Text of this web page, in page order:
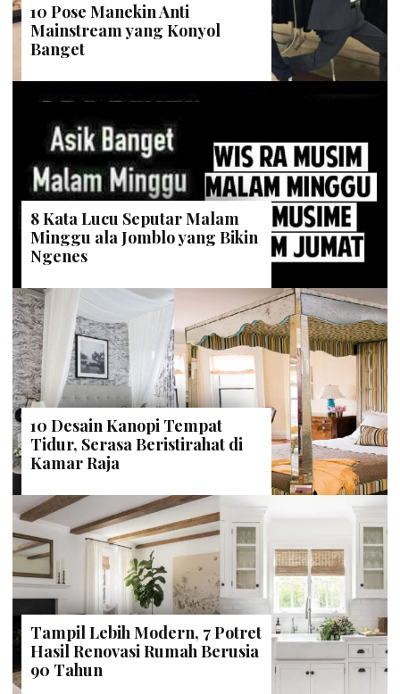
10 Pose Manekin Anti
Mainstream yang Konyol
Banget
8 Kata Lucu Seputar Malam
Minggu ala Jomblo yang Bikin
Ngenes
10 Desain Kanopi Tempat
Tidur, Serasa Beristirahat di
Kamar Raja
Tampil Lebih Modern, 7 Potret
Hasil Renovasi Rumah Berusia
90 Tahun